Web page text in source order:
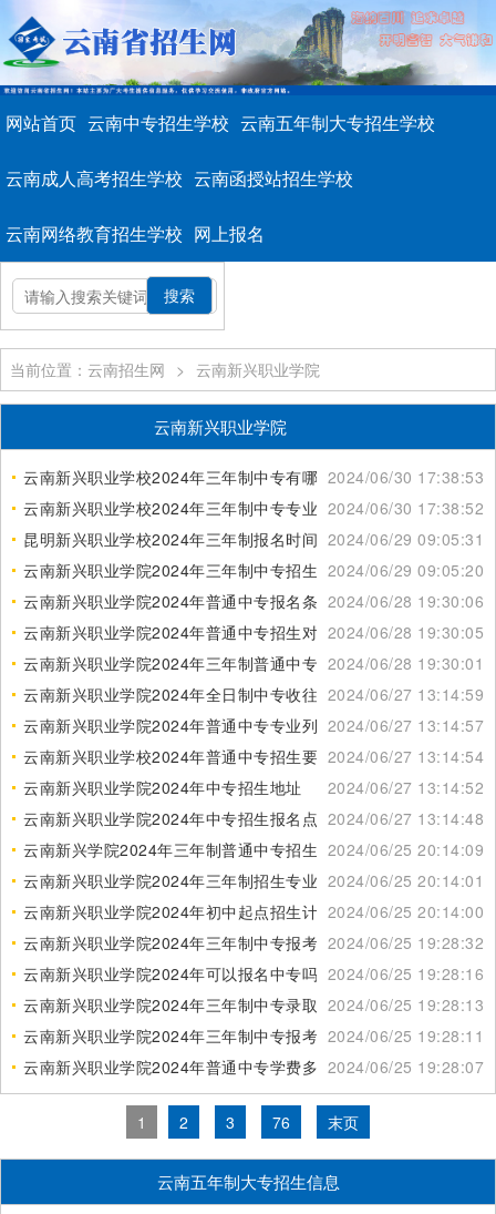
网站首页 云南中专招生学校 云南五年制大专招生学校
云南成人高考招生学校 云南函授站招生学校
云南网络教育招生学校 网上报名
当前位置：云南招生网 > 云南新兴职业学院
云南新兴职业学院
云南新兴职业学校2024年三年制中专有哪些专业2024/06/30 17:38:53
云南新兴职业学校2024年三年制中专专业课程2024/06/30 17:38:52
昆明新兴职业学校2024年三年制报名时间 2024/06/29 09:05:31
云南新兴职业学院2024年三年制中专招生电话2024/06/29 09:05:20
云南新兴职业学院2024年普通中专报名条件2024/06/28 19:30:06
云南新兴职业学院2024年普通中专招生对象2024/06/28 19:30:05
云南新兴职业学院2024年三年制普通中专招生条件2024/06/28 19:30:01
云南新兴职业学院2024年全日制中专收往届生吗2024/06/27 13:14:59
云南新兴职业学院2024年普通中专专业列表2024/06/27 13:14:57
云南新兴职业学校2024年普通中专招生要求2024/06/27 13:14:54
云南新兴职业学院2024年中专招生地址
2024/06/27 13:14:52
云南新兴职业学院2024年中专招生报名点 2024/06/27 13:14:48
云南新兴学院2024年三年制普通中专招生计划2024/06/25 20:14:09
云南新兴职业学院2024年三年制招生专业 2024/06/25 20:14:01
云南新兴职业学院2024年初中起点招生计划2024/06/25 20:14:00
云南新兴职业学院2024年三年制中专报考条件2024/06/25 19:28:32
云南新兴职业学院2024年可以报名中专吗 2024/06/25 19:28:16
云南新兴职业学院2024年三年制中专录取分数线2024/06/25 19:28:13
云南新兴职业学院2024年三年制中专报考须知2024/06/25 19:28:11
云南新兴职业学院2024年普通中专学费多少钱2024/06/25 19:28:07
1 2 3 76 末页
云南五年制大专招生信息